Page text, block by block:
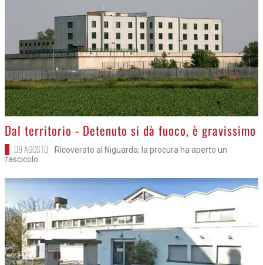
>
Dal territorio - Detenuto si dà fuoco, è gravissimo
09 AGOSTO
Ricoverato al Niguarda; la procura ha aperto un
fascicolo